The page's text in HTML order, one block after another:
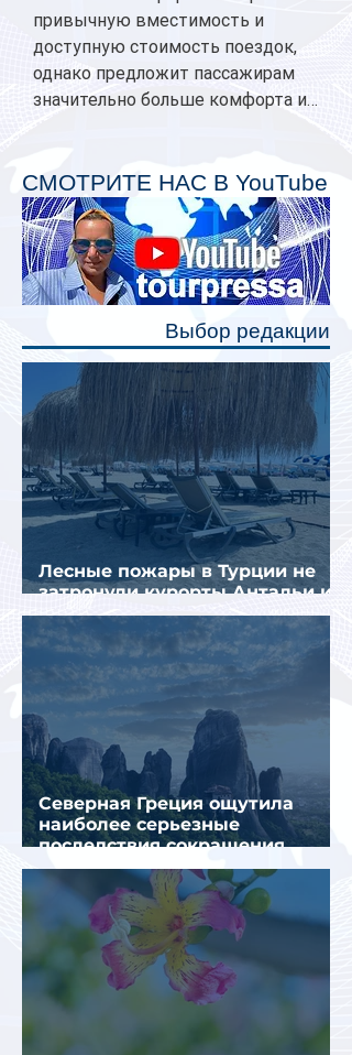
привычную вместимость и
доступную стоимость поездок,
однако предложит пассажирам
значительно больше комфорта и
планируется начать в 2027 году.
Одним из главных нововведений
станут индивидуальные шторки у
каждого спального места. Они
позволят пассажирам закрыть свою
полку во время сна или отдыха,
СМОТРИТЕ НАС В YouTube
Выбор редакции
Лесные пожары в Турции не
затронули курорты Антальи и
Муглы
Северная Греция ощутила
наиболее серьезные
последствия сокращения
турпотока из России